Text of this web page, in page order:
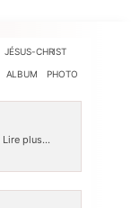
JÉSUS-CHRIST
ALBUM PHOTO
Lire plus…